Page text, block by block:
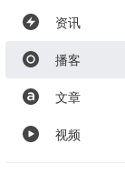
资讯
播客
文章
视频